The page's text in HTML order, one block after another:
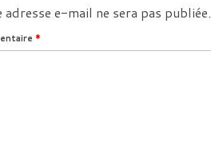
adresse e-mail ne sera pas publiée.
*